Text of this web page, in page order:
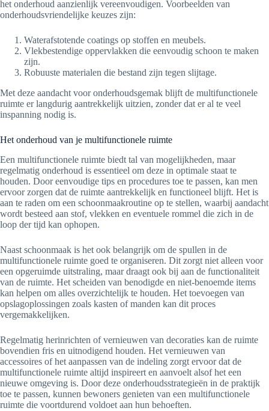
het onderhoud aanzienlijk vereenvoudigen. Voorbeelden van
onderhoudsvriendelijke keuzes zijn:
Waterafstotende coatings op stoffen en meubels.
Vlekbestendige oppervlakken die eenvoudig schoon te maken
zijn.
Robuuste materialen die bestand zijn tegen slijtage.
Met deze aandacht voor onderhoudsgemak blijft de multifunctionele
ruimte er langdurig aantrekkelijk uitzien, zonder dat er al te veel
inspanning nodig is.
Het onderhoud van je multifunctionele ruimte
Een multifunctionele ruimte biedt tal van mogelijkheden, maar
regelmatig onderhoud is essentieel om deze in optimale staat te
houden. Door eenvoudige tips en procedures toe te passen, kan men
ervoor zorgen dat de ruimte aantrekkelijk en functioneel blijft. Het is
aan te raden om een schoonmaakroutine op te stellen, waarbij aandacht
wordt besteed aan stof, vlekken en eventuele rommel die zich in de
loop der tijd kan ophopen.
Naast schoonmaak is het ook belangrijk om de spullen in de
multifunctionele ruimte goed te organiseren. Dit zorgt niet alleen voor
een opgeruimde uitstraling, maar draagt ook bij aan de functionaliteit
van de ruimte. Het scheiden van benodigde en niet-benoemde items
kan helpen om alles overzichtelijk te houden. Het toevoegen van
opslagoplossingen zoals kasten of manden kan dit proces
vergemakkelijken.
Regelmatig herinrichten of vernieuwen van decoraties kan de ruimte
bovendien fris en uitnodigend houden. Het vernieuwen van
accessoires of het aanpassen van de indeling zorgt ervoor dat de
multifunctionele ruimte altijd inspireert en aanvoelt alsof het een
nieuwe omgeving is. Door deze onderhoudsstrategieën in de praktijk
toe te passen, kunnen bewoners genieten van een multifunctionele
ruimte die voortdurend voldoet aan hun behoeften.